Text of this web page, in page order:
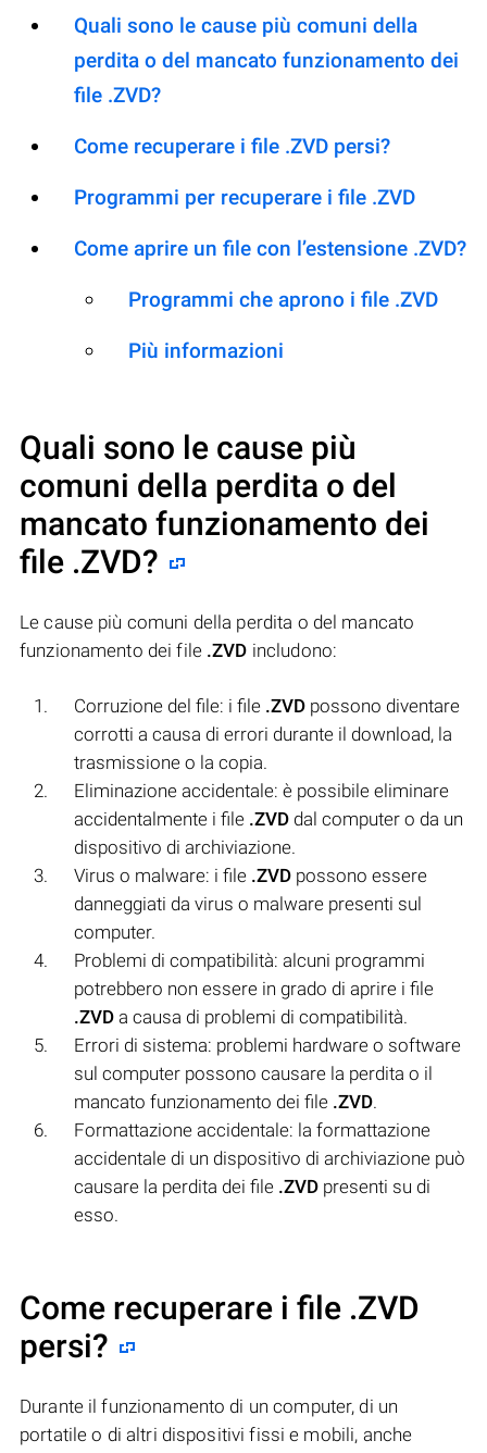
Quali sono le cause più comuni della
perdita o del mancato funzionamento dei
file .ZVD?
Come recuperare i file .ZVD persi?
Programmi per recuperare i file .ZVD
Come aprire un file con l’estensione .ZVD?
Programmi che aprono i file .ZVD
Più informazioni
Quali sono le cause più
comuni della perdita o del
mancato funzionamento dei
file .ZVD?
Le cause più comuni della perdita o del mancato
funzionamento dei file .ZVD includono:
Corruzione del file: i file .ZVD possono diventare
corrotti a causa di errori durante il download, la
trasmissione o la copia.
Eliminazione accidentale: è possibile eliminare
accidentalmente i file .ZVD dal computer o da un
dispositivo di archiviazione.
Virus o malware: i file .ZVD possono essere
danneggiati da virus o malware presenti sul
computer.
Problemi di compatibilità: alcuni programmi
potrebbero non essere in grado di aprire i file
.ZVD a causa di problemi di compatibilità.
Errori di sistema: problemi hardware o software
sul computer possono causare la perdita o il
mancato funzionamento dei file .ZVD.
Formattazione accidentale: la formattazione
accidentale di un dispositivo di archiviazione può
causare la perdita dei file .ZVD presenti su di
esso.
Come recuperare i file .ZVD
persi?
Durante il funzionamento di un computer, di un
portatile o di altri dispositivi fissi e mobili, anche